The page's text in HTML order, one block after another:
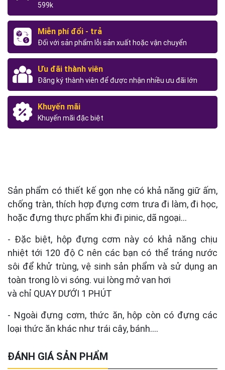
599k
Miễn phí đổi - trả
Đối với sản phẩm lỗi sản xuất hoặc vận chuyển
Ưu đãi thành viên
Đăng ký thành viên để được nhận nhiều ưu đãi lớn
Khuyến mãi
Khuyến mãi đặc biệt
Sản phẩm có thiết kế gọn nhẹ có khả năng giữ ấm,
chống tràn, thích hợp đựng cơm trưa đi làm, đi học,
hoặc đựng thực phẩm khi đi pinic, dã ngoại…
- Đặc biệt, hộp đựng cơm này có khả năng chịu
nhiệt tới 120 độ C nên các bạn có thể tráng nước
sôi để khử trùng, vệ sinh sản phẩm và sử dụng an
toàn trong lò vi sóng. vui lòng mở van hơi
và chỉ QUAY DƯỚI 1 PHÚT
- Ngoài đựng cơm, thức ăn, hộp còn có đựng các
loại thức ăn khác như trái cây, bánh....​
ĐÁNH GIÁ SẢN PHẨM